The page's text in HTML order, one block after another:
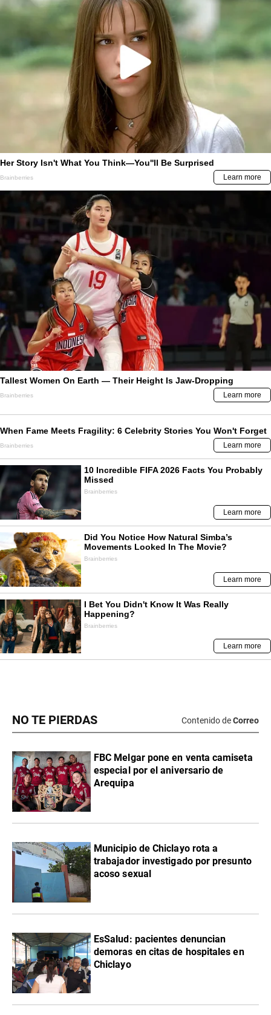
NO TE PIERDAS Contenido deCorreo
FBC Melgar pone en venta camiseta
especial por el aniversario de
Arequipa
Municipio de Chiclayo rota a
trabajador investigado por presunto
acoso sexual
EsSalud: pacientes denuncian
demoras en citas de hospitales en
Chiclayo